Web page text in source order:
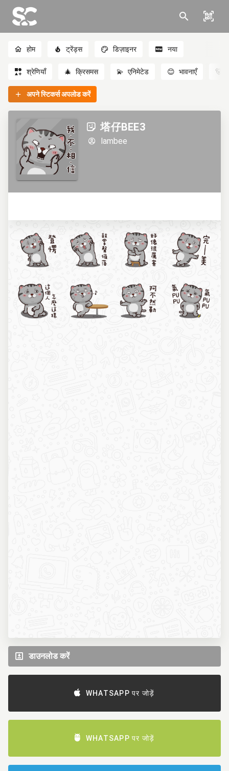
होम ट्रेंड्स डिज़ाइनर नया
श्रेणियाँ 🎄 क्रिसमस 💫 एनिमेटेड 😊 भावनाएँ 🐻
अपने स्टिकर्स अपलोड करें
塔仔BEE3
lambee
डाउनलोड करें
WHATSAPP पर जोड़ें
WHATSAPP पर जोड़ें